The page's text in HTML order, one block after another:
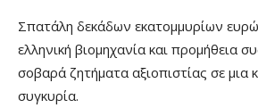
Σπατάλη δεκάδων εκατομμυρίων
ελληνική βιομηχανία και προμήθεια
σοβαρά ζητήματα αξιοπιστίας σε μια
συγκυρία.